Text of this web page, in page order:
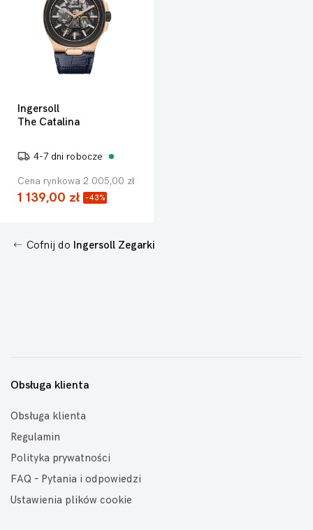
Ingersoll
The Catalina
4-7 dni robocze
Cena rynkowa 2 005,00 zł
1 139,00 zł -43%
Cofnij do Ingersoll Zegarki
Obsługa klienta
Obsługa klienta
Regulamin
Polityka prywatności
FAQ – Pytania i odpowiedzi
Ustawienia plików cookie